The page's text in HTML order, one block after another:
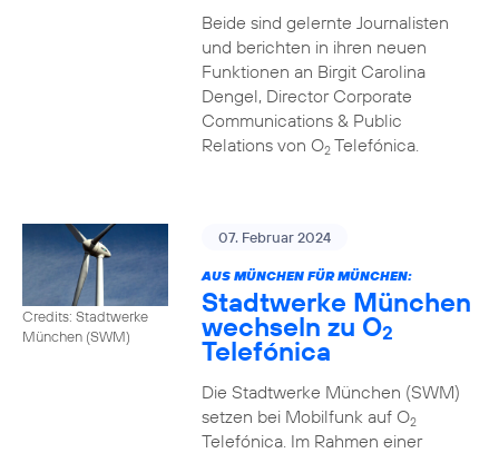
Beide sind gelernte Journalisten
und berichten in ihren neuen
Funktionen an Birgit Carolina
Dengel, Director Corporate
Communications & Public
Relations von O2Telefónica.
Credits: Stadtwerke
München (SWM)
07. Februar 2024
AUS MÜNCHEN FÜR MÜNCHEN:
Stadtwerke München
wechseln zu O2
Telefónica
Die Stadtwerke München (SWM)
setzen bei Mobilfunk auf O2
Telefónica. Im Rahmen einer